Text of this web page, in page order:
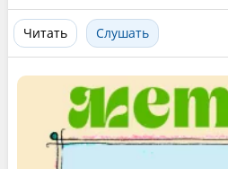
Читать Слушать